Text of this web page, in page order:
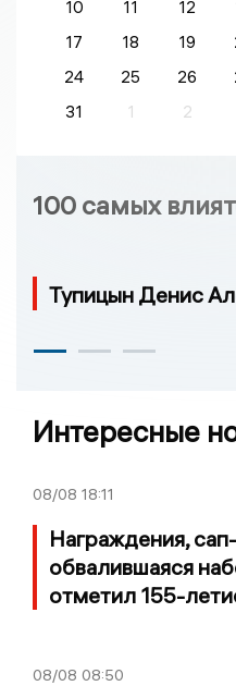
10
11 12
17
18 19
24
25 26
31
1 2
100 самых
Тупицын Денис
Интересные
08/08 18:11
Награждения,
обвалившаяся
отметил 155-
08/08 08:50